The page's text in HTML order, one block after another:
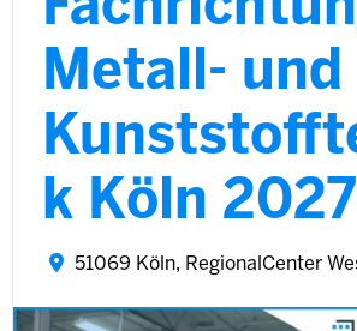
Metall- und
k Köln 2027
51069 Köln, RegionalCenter